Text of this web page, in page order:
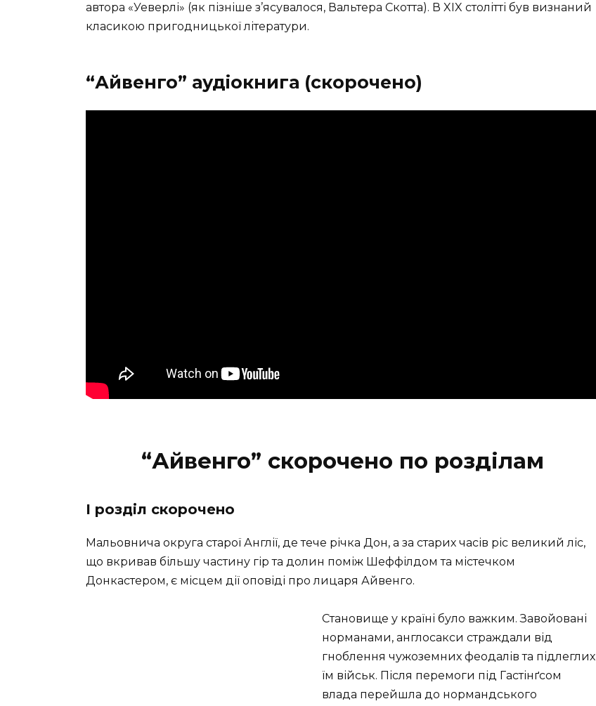
автора «Уеверлі» (як пізніше з’ясувалося, Вальтера Скотта). В XIX столітті був визнаний
класикою пригодницької літератури.
“Айвенго” аудіокнига (скорочено)
“Айвенго” скорочено по розділам
І розділ скорочено
Мальовнича округа старої Англії, де тече річка Дон, а за старих часів ріс великий ліс,
що вкривав більшу частину гір та долин поміж Шеффілдом та містечком
Донкастером, є місцем дії оповіді про лицаря Айвенго.
Становище у країні було важким. Завойовані
норманами, англосакси страждали від
гноблення чужоземних феодалів та підлеглих
їм військ. Після перемоги під Гастінґсом
влада перейшла до нормандського